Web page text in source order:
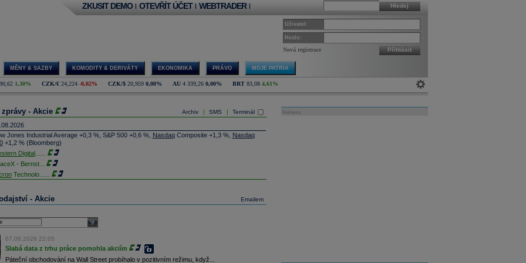
Hledej
ZKUSIT DEMO | OTEVŘÍT ÚČET | WEBTRADER |
Uživatel:
Heslo:
Nová registrace Přihlásit
MĚNY & SAZBY KOMODITY & DERIVÁTY EKONOMIKA PRÁVO MOJE PATRIA
1,30% CZK/€ 24,224 -0,02% CZK/$ 20,959 0,00% AU 4 339,26 0,00% BRT 83,08 4,61%
Archiv SMS Terminál
zprávy - Akcie
Jones Industrial Average +0,3 %, S&P 500 +0,6 %, NasdaqComposite +1,3 %, Nasdaq
+1,2 % (Bloomberg)
Digital......
- Bernst...
Technolo......
obchodů s akciemi na pražské burze za dnešní den je 0,831 mld. Kč. Průměrný objem
za poslední rok je 0,665 mld. Kč.
výroby balistických střel ATACMS ve spolupráci s americkou firmou
dobu potrvá. Agentuře Reuters to řekl generální ředitel německé zbrojovky
Papperger. Společná výroba s Lockheedem v Německu by podle něj mohla pomoci
arzenál Spojeným státům, které mají zvýšenou spotřebu střel kvůli válce s Íránem
Emailem
- Akcie
select
07.08.2026 22:05
Slabá data z trhu práce pomohla akciím
Páteční obchodování na Wall Street probíhalo v pozitivním režimu, když...
Reklama